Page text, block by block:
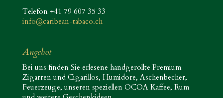
Telefon +41 79 607 35 33
info@caribean-tabaco.ch
Angebot
Bei uns finden Sie erlesene handgerollte Premium
Zigarren und Cigarillos, Humidore, Aschenbecher,
Feuerzeuge, unseren speziellen OCOA Kaffee, Rum